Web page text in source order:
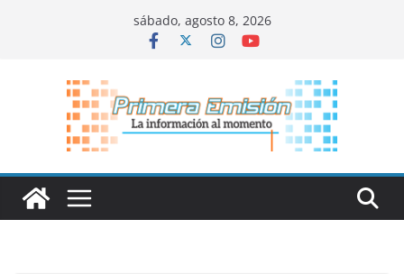
sábado, agosto 8, 2026